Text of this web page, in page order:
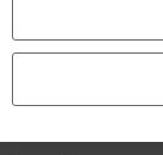
Informace o